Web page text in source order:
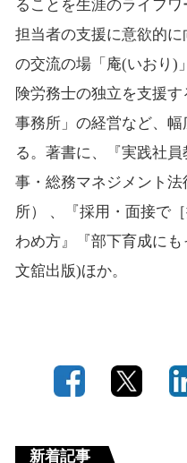
ることを生涯のライフ
担当者の支援に意欲的
の交流の場「庵(いおり)
険労務士の独立を支援
事務所」の経営など、
る。著書に、『実践社
事・総務マネジメント
所） 、『採用・面接で
わめ方』『部下育成に
文舘出版)ほか。
新着記事